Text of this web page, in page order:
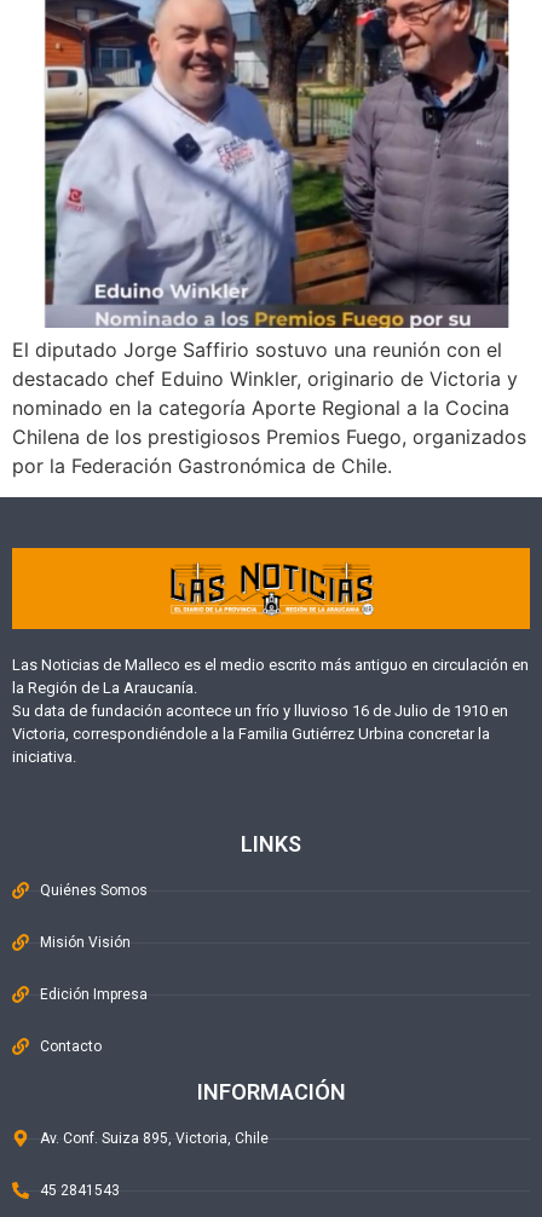
El diputado Jorge Saffirio sostuvo una reunión con el
destacado chef Eduino Winkler, originario de Victoria y
nominado en la categoría Aporte Regional a la Cocina
Chilena de los prestigiosos Premios Fuego, organizados
por la Federación Gastronómica de Chile.
Las Noticias de Malleco es el medio escrito más antiguo en circulación en
la Región de La Araucanía.
Su data de fundación acontece un frío y lluvioso 16 de Julio de 1910 en
Victoria, correspondiéndole a la Familia Gutiérrez Urbina concretar la
iniciativa.
LINKS
Quiénes Somos
Misión Visión
Edición Impresa
Contacto
INFORMACIÓN
Av. Conf. Suiza 895, Victoria, Chile
45 2841543